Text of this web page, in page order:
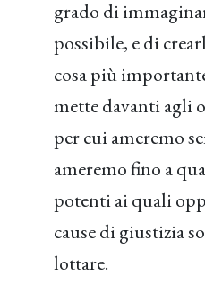
grado di
possibile, e di
cosa più
mette davanti agli
per cui ameremo
ameremo fino a
potenti ai quali
cause di giustizia
lottare.